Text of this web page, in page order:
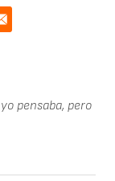
pensaba, pero